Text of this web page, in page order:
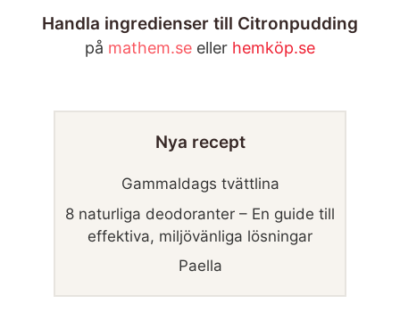
Handla ingredienser till Citronpudding
på mathem.se eller hemköp.se
Nya recept
Gammaldags tvättlina
8 naturliga deodoranter – En guide till
effektiva, miljövänliga lösningar
Paella